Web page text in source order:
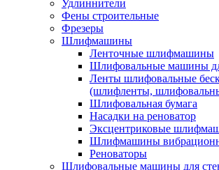
Удлиннители
Фены строительные
Фрезеры
Шлифмашины
Ленточные шлифмашины
Шлифовальные машины
Ленты шлифовальные
(шлифленты,
Шлифовальная бумага
Насадки на реноватор
Эксцентриковые
Шлифмашины
Реноваторы
Шлифовальные машины для